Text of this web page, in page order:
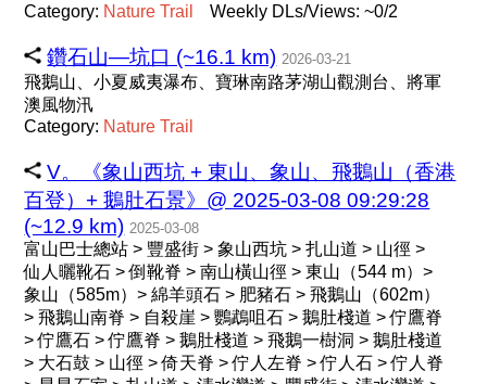
Category: Nature Trail Weekly DLs/Views: ~0/2
鑽石山—坑口 (~16.1 km) 2026-03-21
飛鵝山、小夏威夷瀑布、寶琳南路茅湖山觀測台、將軍
澳風物汛
Category: Nature Trail
V。《象山西坑 + 東山、象山、飛鵝山（香港
百登）+ 鵝肚石景》@ 2025-03-08 09:29:28
(~12.9 km) 2025-03-08
富山巴士總站 > 豐盛街 > 象山西坑 > 扎山道 > 山徑 >
仙人曬靴石 > 倒靴脊 > 南山橫山徑 > 東山（544 m）>
象山（585m）> 綿羊頭石 > 肥豬石 > 飛鵝山（602m）
> 飛鵝山南脊 > 自殺崖 > 鸚鵡咀石 > 鵝肚棧道 > 佇鷹脊
> 佇鷹石 > 佇鷹脊 > 鵝肚棧道 > 飛鵝一樹洞 > 鵝肚棧道
> 大石鼓 > 山徑 > 倚天脊 > 佇人左脊 > 佇人石 > 佇人脊